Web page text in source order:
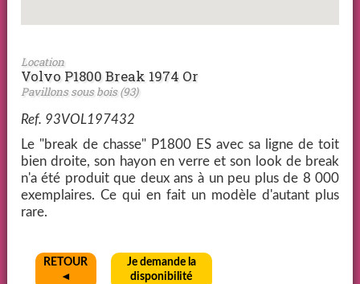
Location
Volvo P1800 Break 1974 Or
Pavillons sous bois (93)
Ref. 93VOL197432
Le "break de chasse" P1800 ES avec sa ligne de toit
bien droite, son hayon en verre et son look de break
n'a été produit que deux ans à un peu plus de 8 000
exemplaires. Ce qui en fait un modèle d'autant plus
rare.
RETOUR
◄
Je demande la
disponibilité